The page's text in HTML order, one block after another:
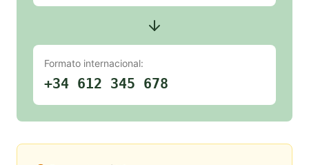
Formato internacional:
+34 612 345 678